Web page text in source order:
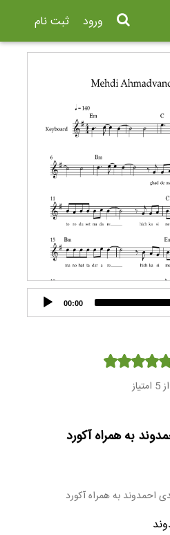
ثبت نام ورود
00:00
از 5 امتیاز
به همراه آکورد
احمدوند به همراه آکورد